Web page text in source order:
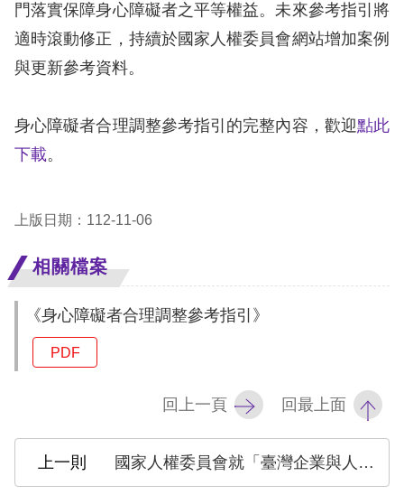
網
站
全
策
護
門落實保障身心障礙者之平等權益。未來參考指引將
適時滾動修正，持續於國家人權委員會網站增加案例
與更新參考資料。
身心障礙者合理調整參考指引的完整內容，歡迎點此
下載。
上版日期：112-11-06
相關檔案
《身心障礙者合理調整參考指引》
PDF
回上一頁 回最上面
國家人權委員會就「臺灣企業與人權國家行動計畫更新版」意見